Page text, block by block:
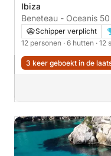
Ibiza
Beneteau - Oceanis
Schipper verplicht
12 personen · 6 hutten ·
3 keer geboekt in de